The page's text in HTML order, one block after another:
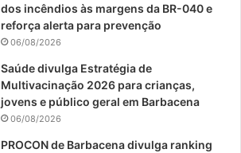
k
a
dos incêndios às margens da BR-040 e
reforça alerta para prevenção
06/08/2026
Saúde divulga Estratégia de
Multivacinação 2026 para crianças,
jovens e público geral em Barbacena
06/08/2026
PROCON de Barbacena divulga ranking